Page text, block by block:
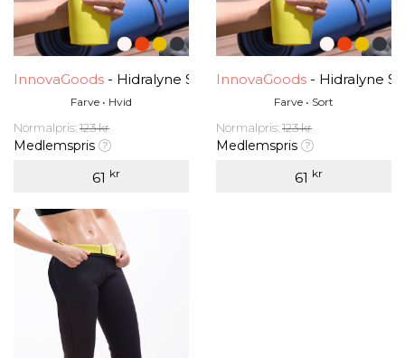
InnovaGoods - Hidralyne Silikonflaske for Idrettsutøvere
Farve • Hvid
Normalpris:123 kr
Medlemspris
61 kr
InnovaGoods - Hidralyne
Farve • Sort
Normalpris:123 kr
Medlemspris
61 kr